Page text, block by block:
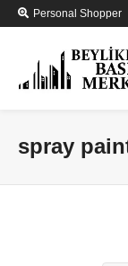
Personal Shopper
spray